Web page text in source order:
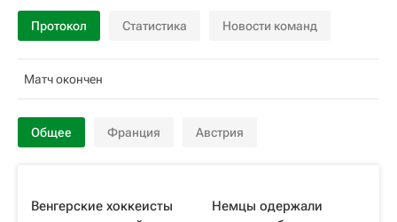
Протокол Статистика Новости команд
Матч окончен
Общее Франция Австрия
Венгерские хоккеисты
Немцы одержали